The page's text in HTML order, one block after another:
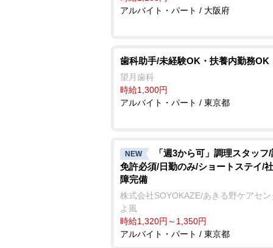
アルバイト・パート / 大阪府
歯科助手/未経験OK・扶養内勤務OK
望月歯科
時給1,300円
アルバイト・パート / 東京都
NEW
「週3から可」調理スタッフ
免許必須/日勤のみ/ショートステイ/
障完備
株式会社SOYOKAZE/あきる野ケアセ
よ風
時給1,320円～1,350円
アルバイト・パート / 東京都